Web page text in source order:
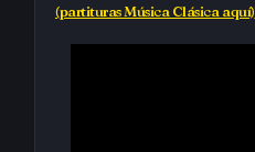
(partituras Música Clásica aquí)